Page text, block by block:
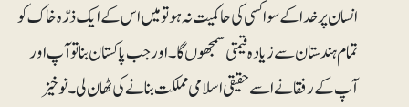
انسان پر خدا کے سوا کسی کی حاکمیت نہ ہو تو میں اس کے ایک ذرّہ خاک کو
تمام ہندستان سے زیادہ قیمتی سمجھوں گا۔ اور جب پاکستان بنا تو آپ اور
آپ کے رفقا نے اسے حقیقی اسلامی مملکت بنانے کی ٹھان لی۔ نوخیز